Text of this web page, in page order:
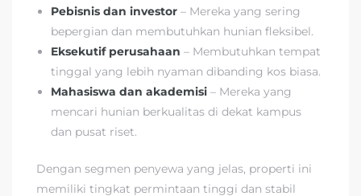
Pebisnis dan investor – Mereka yang sering
bepergian dan membutuhkan hunian fleksibel.
Eksekutif perusahaan – Membutuhkan tempat
tinggal yang lebih nyaman dibanding kos biasa.
Mahasiswa dan akademisi – Mereka yang
mencari hunian berkualitas di dekat kampus
dan pusat riset.
Dengan segmen penyewa yang jelas, properti ini
memiliki tingkat permintaan tinggi dan stabil